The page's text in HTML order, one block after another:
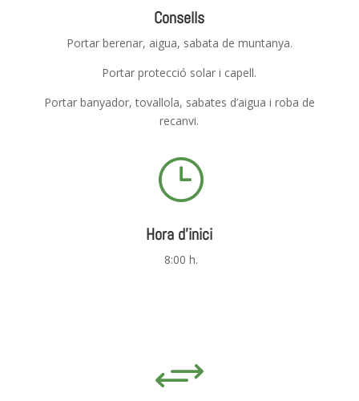
Consells
Portar berenar, aigua, sabata de muntanya.
Portar protecció solar i capell.
Portar banyador, tovallola, sabates d’aigua i roba de
recanvi.
}
Hora d'inici
8:00 h.
+